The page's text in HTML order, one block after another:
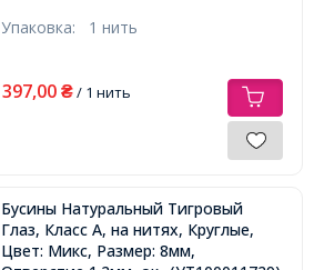
Упаковка: 1 нить
397,00 ₴/ 1 нить
Бусины Натуральный Тигровый
Глаз, Класс А, на нитях, Круглые,
Цвет: Микс, Размер: 8мм,